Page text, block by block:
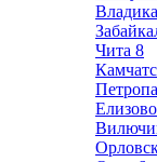
Чита 8
Елизово